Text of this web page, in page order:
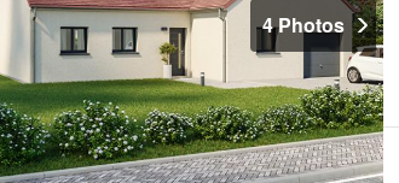
4 Photos